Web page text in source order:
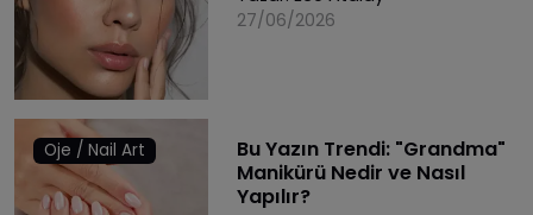
27/06/2026
Oje / Nail Art
Bu Yazın Trendi: "Grandma"
Manikürü Nedir ve Nasıl
Yapılır?